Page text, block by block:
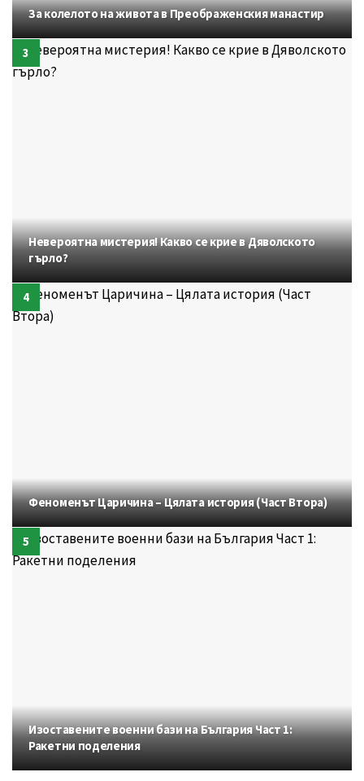
За колелото на живота в Преображенския манастир
Невероятна мистерия! Какво се крие в Дяволското
гърло?
Феноменът Царичина – Цялата история (Част Втора)
Изоставените военни бази на България Част 1:
Ракетни поделения